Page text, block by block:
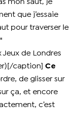
mon saut, je
que j’essaie
pour traverser le
Jeux de Londres
caption] Ce
de glisser sur
ça, et encore
c’est